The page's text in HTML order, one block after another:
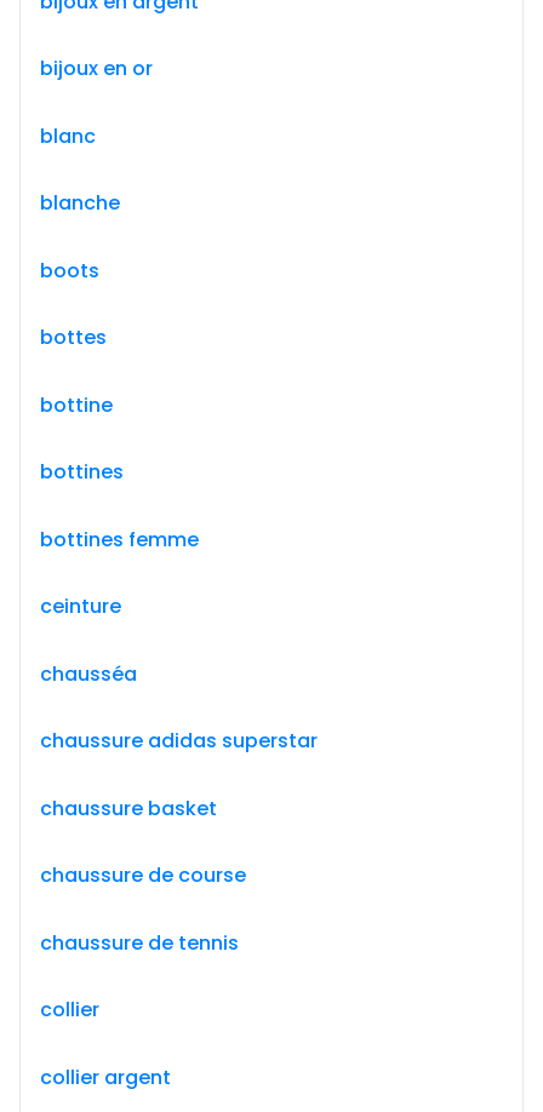
bijoux en or
blanc
blanche
boots
bottes
bottine
bottines
bottines femme
ceinture
chausséa
chaussure adidas superstar
chaussure basket
chaussure de course
chaussure de tennis
collier
collier argent